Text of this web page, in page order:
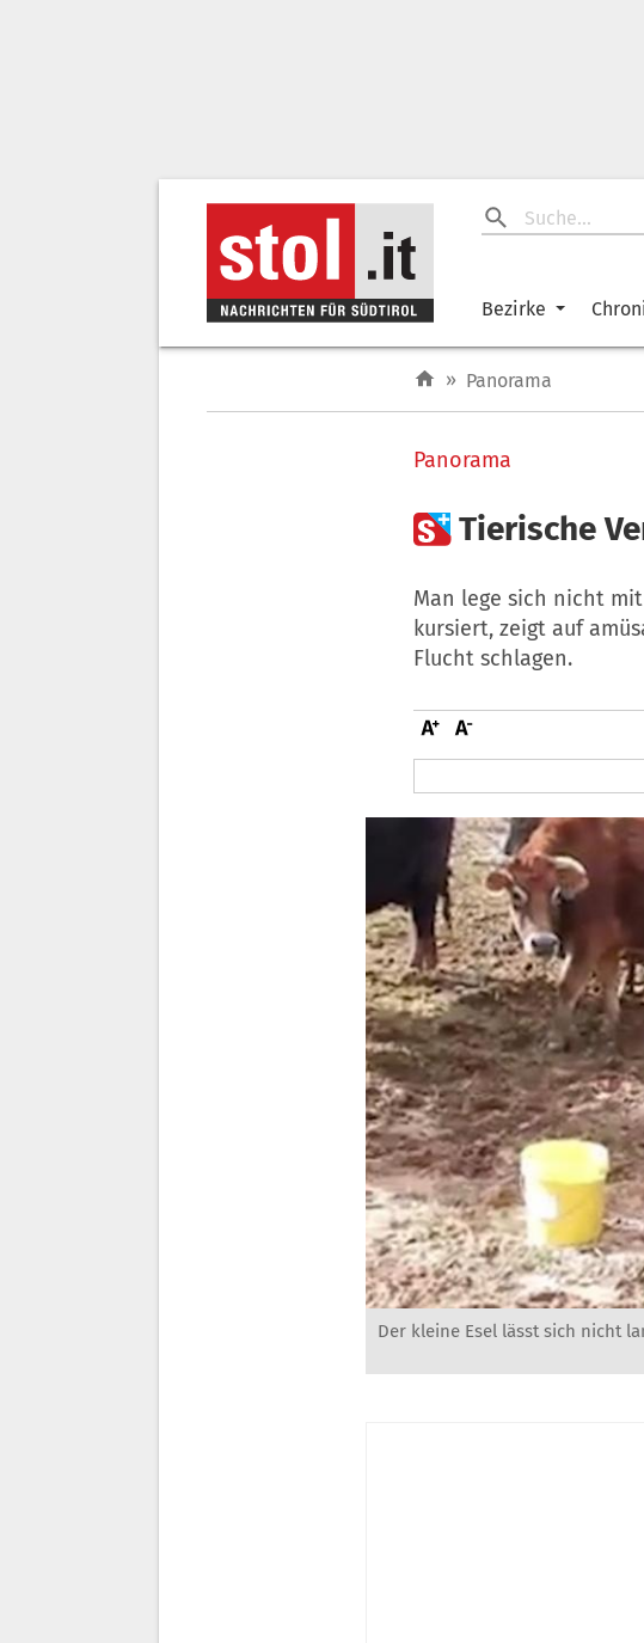
Bezirke
» Panorama
Panorama
Tierische
Man lege sich nicht
kursiert, zeigt auf
Flucht schlagen.
Der kleine Esel lässt sich nicht